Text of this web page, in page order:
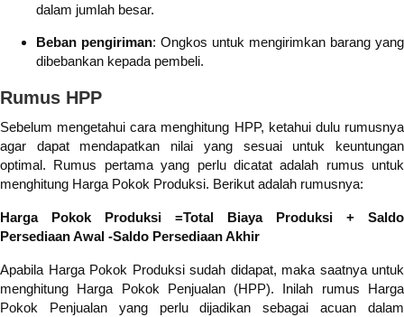
dalam jumlah besar.
Beban pengiriman: Ongkos untuk mengirimkan barang yang
dibebankan kepada pembeli.
Rumus HPP
Sebelum mengetahui cara menghitung HPP, ketahui dulu rumusnya
agar dapat mendapatkan nilai yang sesuai untuk keuntungan
optimal. Rumus pertama yang perlu dicatat adalah rumus untuk
menghitung Harga Pokok Produksi. Berikut adalah rumusnya:
Harga Pokok Produksi =Total Biaya Produksi + Saldo
Persediaan Awal -Saldo Persediaan Akhir
Apabila Harga Pokok Produksi sudah didapat, maka saatnya untuk
menghitung Harga Pokok Penjualan (HPP). Inilah rumus Harga
Pokok Penjualan yang perlu dijadikan sebagai acuan dalam